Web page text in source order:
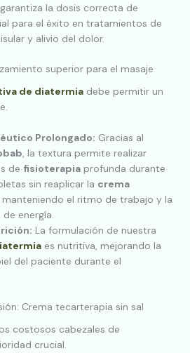
garantiza la dosis correcta de
para el éxito en tratamientos de
y alivio del dolor.
superior para el masaje
de diatermia debe permitir un
Prolongado: Gracias al
, la textura permite realizar
de fisioterapia profunda durante
sin reaplicar la crema
manteniendo el ritmo de trabajo y la
energía.
La formulación de nuestra
es nutritiva, mejorando la
del paciente durante el
Crema tecarterapia sin sal
costosos cabezales de
crucial.